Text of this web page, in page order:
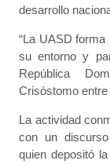
desarrollo
“La UASD
su entorno y
República
Crisóstomo
La actividad
con un
quien depositó